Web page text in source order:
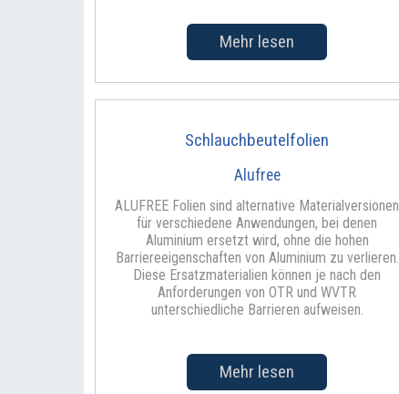
Mehr lesen
Schlauchbeutelfolien
Alufree
ALUFREE Folien sind alternative Materialversionen
für verschiedene Anwendungen, bei denen
Aluminium ersetzt wird, ohne die hohen
Barriereeigenschaften von Aluminium zu verlieren.
Diese Ersatzmaterialien können je nach den
Anforderungen von OTR und WVTR
unterschiedliche Barrieren aufweisen.
Mehr lesen